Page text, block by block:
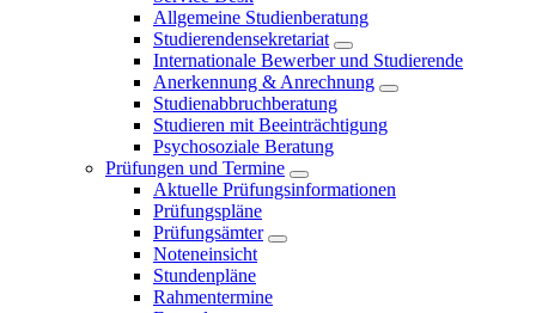
Allgemeine Studienberatung
Studierendensekretariat
Internationale Bewerber und Studierende
Anerkennung & Anrechnung
Studienabbruchberatung
Studieren mit Beeinträchtigung
Psychosoziale Beratung
Prüfungen und Termine
Aktuelle Prüfungsinformationen
Prüfungspläne
Prüfungsämter
Noteneinsicht
Stundenpläne
Rahmentermine